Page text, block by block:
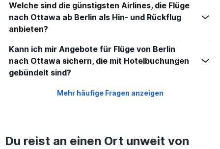
Welche sind die günstigsten Airlines, die Flüge
nach Ottawa ab Berlin als Hin- und Rückflug
anbieten?
Kann ich mir Angebote für Flüge von Berlin
nach Ottawa sichern, die mit Hotelbuchungen
gebündelt sind?
Mehr häufige Fragen anzeigen
Du reist an einen Ort unweit von